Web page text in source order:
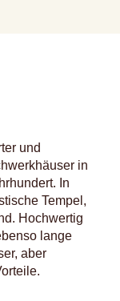
und
in
In
Tempel,
Hochwertig
lange
aber